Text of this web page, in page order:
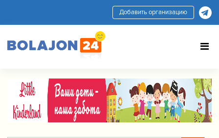
Добавить организацию